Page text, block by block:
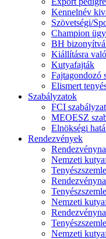
Kennelnév
Szövetségi/
Champion
BH
Kiállításra
Kutyafajták
Fajtagondozó
Elismert
Szabályzatok
FCI
MEOESZ
Elnökségi
Rendezvények
Nemzeti
Nemzeti
Nemzeti